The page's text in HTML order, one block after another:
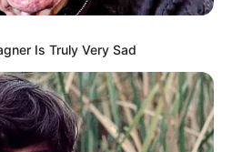
Is Truly Very Sad